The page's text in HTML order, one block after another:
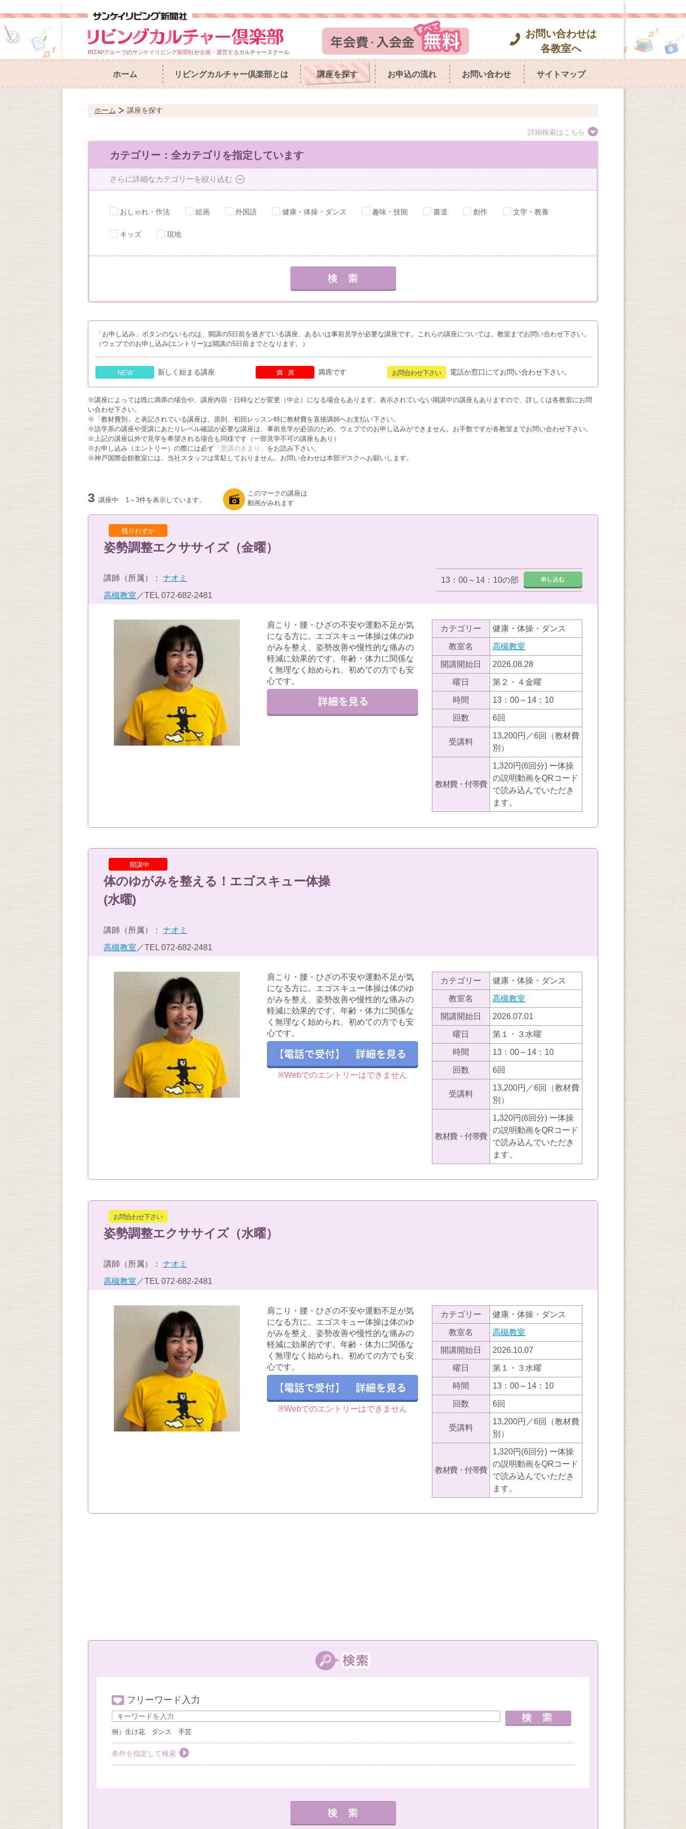
RIZAPグループのサンケイリビング新聞社が企画・運営するカルチャースクール
お問い合わせは
各教室へ
ホーム リビングカルチャー倶楽部とは 講座を探す お申込の流れ お問い合わせ サイトマップ
ホーム 講座を探す
詳細検索はこちら
カテゴリー：全カテゴリを指定しています
さらに詳細なカテゴリーを絞り込む
おしゃれ・作法 絵画 外国語 健康・体操・ダンス 趣味・技能 書道 創作 文学・教養
キッズ 現地
「お申し込み」ボタンのないものは、開講の5日前を過ぎている講座、あるいは事前見学が必要な講座です。これらの講座については、教室までお問い合わせ下さい。
（ウェブでのお申し込み(エントリー)は開講の5日前までとなります。）
NEW 新しく始まる講座 満席 満席です お問合わせ下さい 電話か窓口にてお問い合わせ下さい。
※講座によっては既に満席の場合や、講座内容・日時などが変更（中止）になる場合もあります。表示されていない開講中の講座もありますので、詳しくは各教室にお問
い合わせ下さい。
※「教材費別」と表記されている講座は、原則、初回レッスン時に教材費を直接講師へお支払い下さい。
※語学系の講座や受講にあたりレベル確認が必要な講座は、事前見学が必須のため、ウェブでのお申し込みができません。お手数ですが各教室までお問い合わせ下さい。
※上記の講座以外で見学を希望される場合も同様です（一部見学不可の講座もあり）
※お申し込み（エントリー）の際には必ず 「受講のきまり」 をお読み下さい。
※神戸国際会館教室には、当社スタッフは常駐しておりません。お問い合わせは本部デスクへお願いします。
3 講座中 1～3件を表示しています。
このマークの講座は
動画がみれます
残りわずか
姿勢調整エクササイズ（金曜）
講師（所属）： ナオミ
高槻教室 ／TEL 072-682-2481
13：00～14：10の部
肩こり・腰・ひざの不安や運動不足が気
になる方に。エゴスキュー体操は体のゆ
がみを整え、姿勢改善や慢性的な痛みの
軽減に効果的です。年齢・体力に関係な
く無理なく始められ、初めての方でも安
心です。
カテゴリー 健康・体操・ダンス
教室名 高槻教室
開講開始日 2026.08.28
曜日 第２・４金曜
時間 13：00～14：10
回数 6回
受講料
13,200円／6回（教材費
別）
教材費・付帯費
1,320円(6回分) ー体操
の説明動画をQRコード
で読み込んでいただき
ます。
開講中
体のゆがみを整える！エゴスキュー体操
(水曜)
講師（所属）： ナオミ
高槻教室 ／TEL 072-682-2481
肩こり・腰・ひざの不安や運動不足が気
になる方に。エゴスキュー体操は体のゆ
がみを整え、姿勢改善や慢性的な痛みの
軽減に効果的です。年齢・体力に関係な
く無理なく始められ、初めての方でも安
心です。
※Webでのエントリーはできません
カテゴリー 健康・体操・ダンス
教室名 高槻教室
開講開始日 2026.07.01
曜日 第１・３水曜
時間 13：00～14：10
回数 6回
受講料
13,200円／6回（教材費
別）
教材費・付帯費
1,320円(6回分) ー体操
の説明動画をQRコード
で読み込んでいただき
ます。
お問合わせ下さい
姿勢調整エクササイズ（水曜）
講師（所属）： ナオミ
高槻教室 ／TEL 072-682-2481
肩こり・腰・ひざの不安や運動不足が気
になる方に。エゴスキュー体操は体のゆ
がみを整え、姿勢改善や慢性的な痛みの
軽減に効果的です。年齢・体力に関係な
く無理なく始められ、初めての方でも安
心です。
※Webでのエントリーはできません
カテゴリー 健康・体操・ダンス
教室名 高槻教室
開講開始日 2026.10.07
曜日 第１・３水曜
時間 13：00～14：10
回数 6回
受講料
13,200円／6回（教材費
別）
教材費・付帯費
1,320円(6回分) ー体操
の説明動画をQRコード
で読み込んでいただき
ます。
フリーワード入力
例）生け花 ダンス 手芸
条件を指定して検索